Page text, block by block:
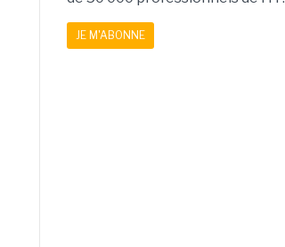
JE M'ABONNE